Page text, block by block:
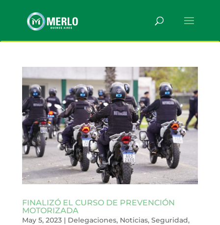
FINALIZÓ EL CURSO DE PREVENCIÓN
MOTORIZADA
May 5, 2023| Delegaciones, Noticias, Seguridad,